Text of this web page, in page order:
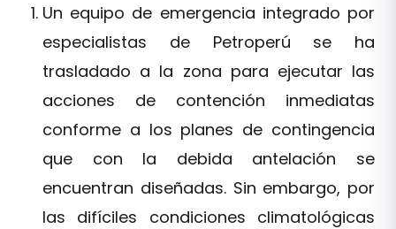
Un equipo de emergencia integrado por
especialistas de Petroperú se ha
trasladado a la zona para ejecutar las
acciones de contención inmediatas
conforme a los planes de contingencia
que con la debida antelación se
encuentran diseñadas. Sin embargo, por
las difíciles condiciones climatológicas